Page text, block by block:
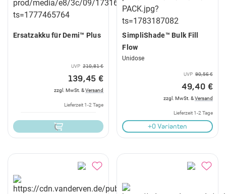
Ersatzakku für Demi™ Plus
UVP 210,81 €
139,45 €
zzgl. MwSt. &Versand
Lieferzeit 1-2 Tage
SimpliShade™ Bulk Fill
Flow
Unidose
UVP 90,56 €
49,40 €
zzgl. MwSt. &Versand
Lieferzeit 1-2 Tage
+0 Varianten